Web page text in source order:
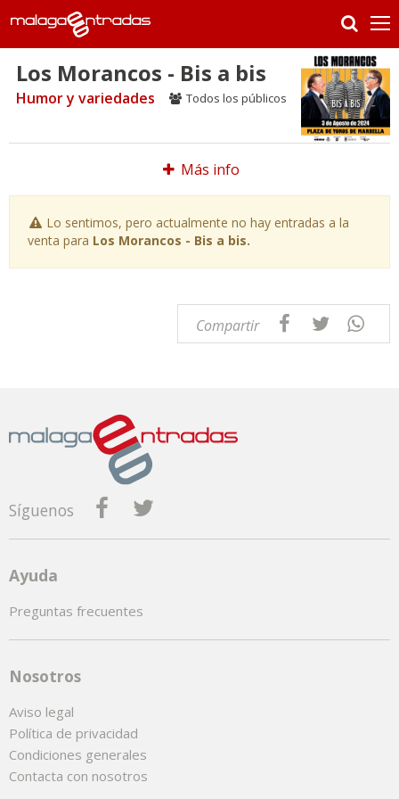
Los Morancos - Bis a bis
Humor y variedades Todos los públicos
Más info
Lo sentimos, pero actualmente no hay entradas a la
venta para Los Morancos - Bis a bis.
Compartir
Síguenos
Ayuda
Preguntas frecuentes
Nosotros
Aviso legal
Política de privacidad
Condiciones generales
Contacta con nosotros